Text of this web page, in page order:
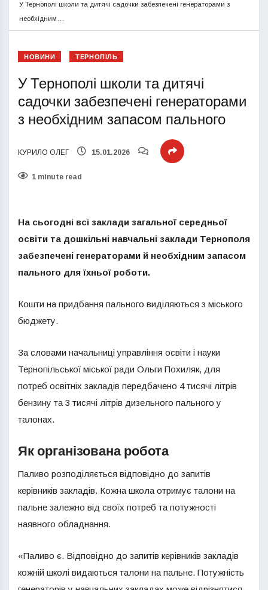
У Тернополі школи та дитячі садочки забезпечені генераторами з
необхідним…
НОВИНИ ТЕРНОПІЛЬ
У Тернополі школи та дитячі
садочки забезпечені генераторами
з необхідним запасом пального
КУРИЛО ОЛЕГ 15.01.2026
1 minute read
На сьогодні всі заклади загальної середньої
освіти та дошкільні навчальні заклади Тернополя
забезпечені генераторами й необхідним запасом
пального для їхньої роботи.
Кошти на придбання пального виділяються з міського
бюджету.
За словами начальниці управління освіти і науки
Тернопільської міської ради Ольги Похиляк, для
потреб освітніх закладів передбачено 4 тисячі літрів
бензину та 3 тисячі літрів дизельного пального у
талонах.
Як організована робота
Паливо розподіляється відповідно до запитів
керівників закладів. Кожна школа отримує талони на
пальне залежно від своїх потреб та потужності
наявного обладнання.
«Паливо є. Відповідно до запитів керівників закладів
кожній школі видаються талони на пальне. Потужність